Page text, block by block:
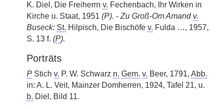
K. Diel, Die Freiherrn v. Fechenbach, Ihr Wirken in
Kirche u. Staat, 1951 (P). - Zu Groß-Om Amand v.
Buseck: St. Hilpisch, Die Bischöfe v. Fulda …, 1957,
S. 13 f. (P).
Porträts
P Stich v. P. W. Schwarz n. Gem. v. Beer, 1791, Abb.
in: A. L. Veit, Mainzer Domherren, 1924, Tafel 21, u.
b. Diel, Bild 11.